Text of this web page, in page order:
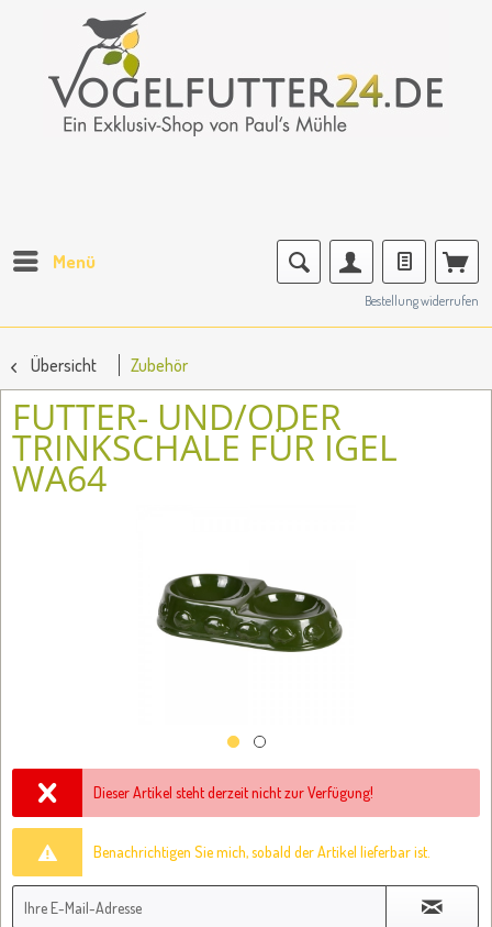
Menü
Bestellung widerrufen
Übersicht Zubehör
FUTTER- UND/ODER
TRINKSCHALE FÜR IGEL
WA64
Dieser Artikel steht derzeit nicht zur Verfügung!
Benachrichtigen Sie mich, sobald der Artikel lieferbar ist.